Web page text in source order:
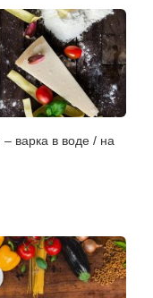
варка в воде / на